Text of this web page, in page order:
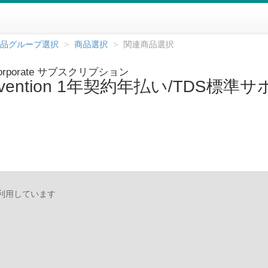
グループ選択 商品選択 関連商品選択
サブスクリプション
1年契約年払い/TDS標準サ
用しています